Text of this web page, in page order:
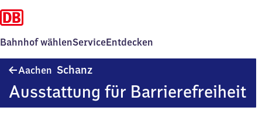
Bahnhof wählenServiceEntdecken
Aachen Schanz
Ausstattung für Barrierefreiheit